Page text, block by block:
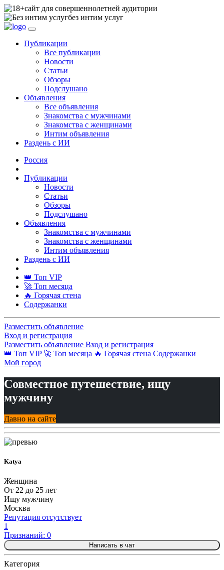
сайт для совершеннолетней аудитории
без интим услуг
Публикации
Все публикации
Новости
Статьи
Обзоры
Подслушано
Объявления
Все объявления
Знакомства с мужчинами
Знакомства с женщинами
Интим объявления
Раздень с ИИ
Россия
Публикации
Новости
Статьи
Обзоры
Подслушано
Объявления
Знакомства с мужчинами
Знакомства с женщинами
Интим объявления
Раздень с ИИ
👑 Топ VIP
🚀 Топ месяца
🔥 Горячая стена
Содержанки
Разместить объявление
Вход и регистрация
Разместить объявление Вход и регистрация
👑 Топ VIP 🚀 Топ месяца 🔥 Горячая стена Содержанки
Мой город
Совместное путешествие, ищу
мужчину
Давно на сайте
Katya
Женщина
От 22 до 25 лет
Ищу мужчину
Москва
Репутация отсутствует
1
Признаний: 0
Написать в чат
Категория